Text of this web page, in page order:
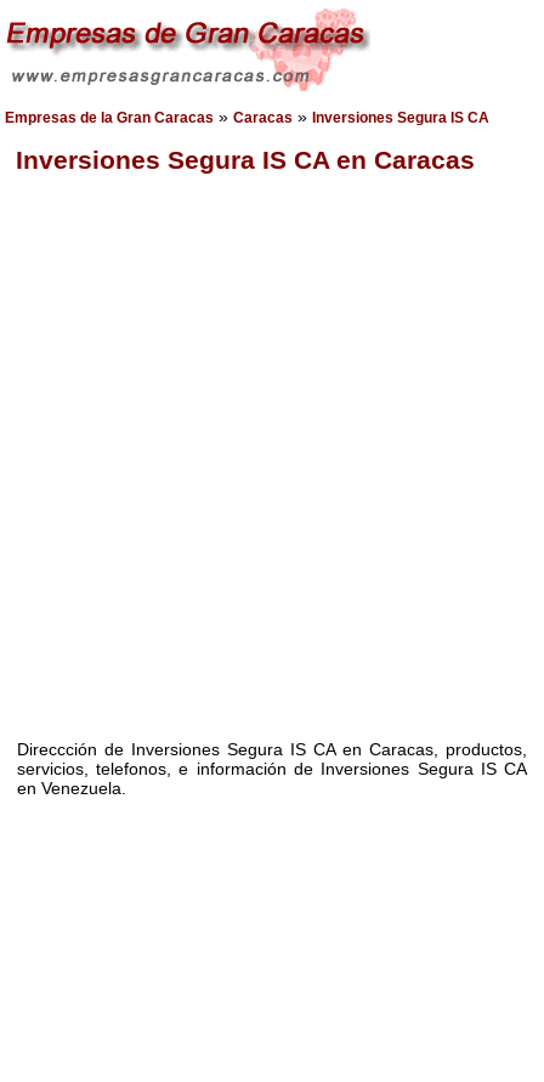
Empresas de la Gran Caracas » Caracas » Inversiones Segura IS CA
Inversiones Segura IS CA en Caracas
Direccción de Inversiones Segura IS CA en Caracas, productos,
servicios, telefonos, e información de Inversiones Segura IS CA
en Venezuela.